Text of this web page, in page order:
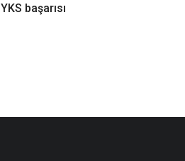
YKS başarısı